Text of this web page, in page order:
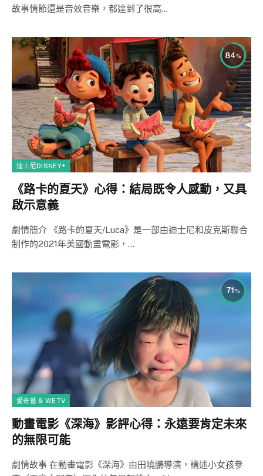
故事情節還是音效音樂，都達到了很高…
84
迪士尼DISNEY+
《路卡的夏天》心得：結局既令人感動，又具
啟示意義
劇情簡介 《路卡的夏天/Luca》是一部由迪士尼和皮克斯聯合
制作的2021年美國動畫電影，…
71
愛奇藝 & WETV
動畫電影《深海》影評心得：永遠要肯定未來
的無限可能
劇情故事 在動畫電影《深海》由田曉鵬導演，講述小女孩參